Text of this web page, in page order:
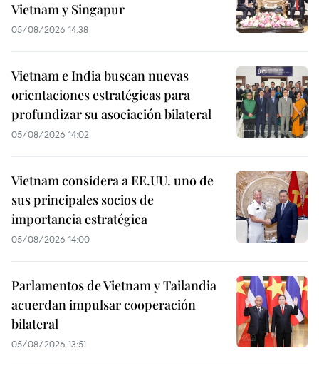
Vietnam y Singapur
05/08/2026 14:38
Vietnam e India buscan nuevas
orientaciones estratégicas para
profundizar su asociación bilateral
05/08/2026 14:02
Vietnam considera a EE.UU. uno de
sus principales socios de
importancia estratégica
05/08/2026 14:00
Parlamentos de Vietnam y Tailandia
acuerdan impulsar cooperación
bilateral
05/08/2026 13:51